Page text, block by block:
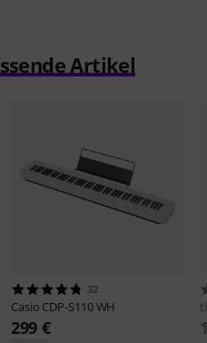
Artikel
32
Casio CDP-S110 WH
299 €